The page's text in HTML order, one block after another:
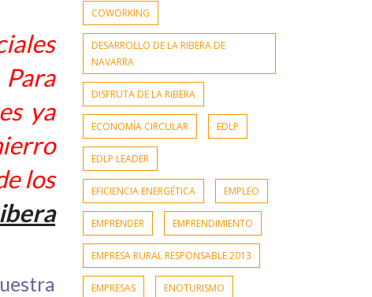
ya
los
COWORKING
DESARROLLO DE LA RIBERA DE
NAVARRA
DISFRUTA DE LA RIBERA
ECONOMÍA CIRCULAR EDLP
EDLP LEADER
EFICIENCIA ENERGÉTICA EMPLEO
EMPRENDER EMPRENDIMIENTO
EMPRESA RURAL RESPONSABLE 2013
EMPRESAS ENOTURISMO